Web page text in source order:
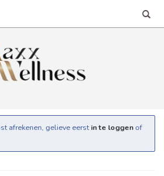
afrekenen, gelieve eerst in te loggen of